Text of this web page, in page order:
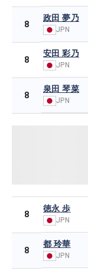
8
政田 夢乃
JPN
8
安田 彩乃
JPN
8
泉田 琴菜
JPN
8
徳永 歩
JPN
8
都 玲華
JPN